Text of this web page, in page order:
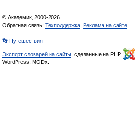
© Академик, 2000-2026
Обратная связь: Техподдержка Реклама на сайте
👣 Путешествия
Экспорт словарей на сайты , сделанные на PHP,
WordPress, MODx.